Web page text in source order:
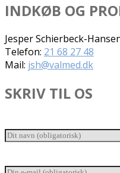
INDKØB OG
Jesper Schierbeck-
Telefon: 21 68 27 48
Mail: jsh@valmed.dk
SKRIV TIL OS